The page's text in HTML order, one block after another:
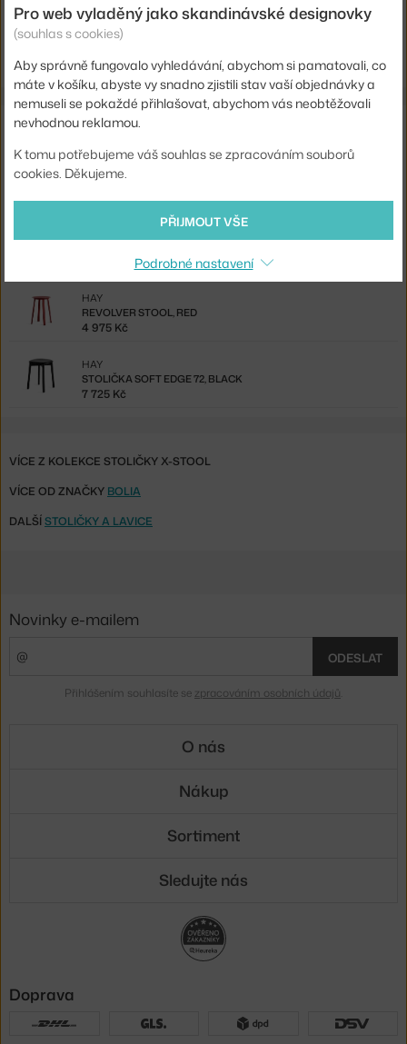
Podnož:
dřevo
Kód produktu
BOL-02-306-01_6788588
Také by se vám mohlo líbit
STOLEK/STOLIČKA CORK, MODEL D
VITRA
REVOLVER STOOL, RED
HAY
4 975 Kč
STOLIČKA SOFT EDGE 72, BLACK
HAY
7 725 Kč
VÍCE Z KOLEKCE STOLIČKY X-STOOL
VÍCE OD ZNAČKY BOLIA
DALŠÍSTOLIČKY A LAVICE
Pro web vyladěný jako skandinávské designovky
(souhlas s cookies)
Aby správně fungovalo vyhledávání, abychom si pamatovali, co
máte v košíku, abyste vy snadno zjistili stav vaší objednávky a
nemuseli se pokaždé přihlašovat, abychom vás neobtěžovali
nevhodnou reklamou.
K tomu potřebujeme váš souhlas se zpracováním souborů
cookies. Děkujeme.
PŘIJMOUT VŠE
Podrobné nastavení
Novinky e-mailem
ODESLAT
Přihlášením souhlasíte se zpracováním osobních údajů
O nás
Nákup
Sortiment
Sledujte nás
Doprava